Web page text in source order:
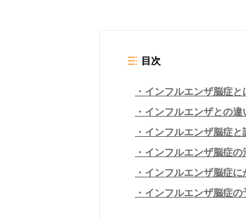
目次
インフルエンザ脳症と
インフルエンザとの違
インフルエンザ脳症
インフルエンザ脳症の
インフルエンザ脳症
インフルエンザ脳症の